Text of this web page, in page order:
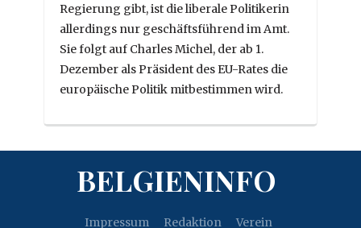
Regierung gibt, ist die liberale Politikerin
allerdings nur geschäftsführend im Amt.
Sie folgt auf Charles Michel, der ab 1.
Dezember als Präsident des EU-Rates die
europäische Politik mitbestimmen wird.
BELGIENINFO
Impressum Redaktion Verein